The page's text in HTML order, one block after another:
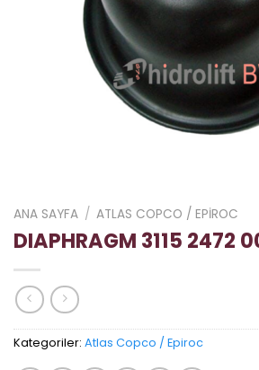
ANA SAYFA / ATLAS COPCO / EPIROC
DIAPHRAGM 3115 2472
Kategoriler: Atlas Copco / Epiroc